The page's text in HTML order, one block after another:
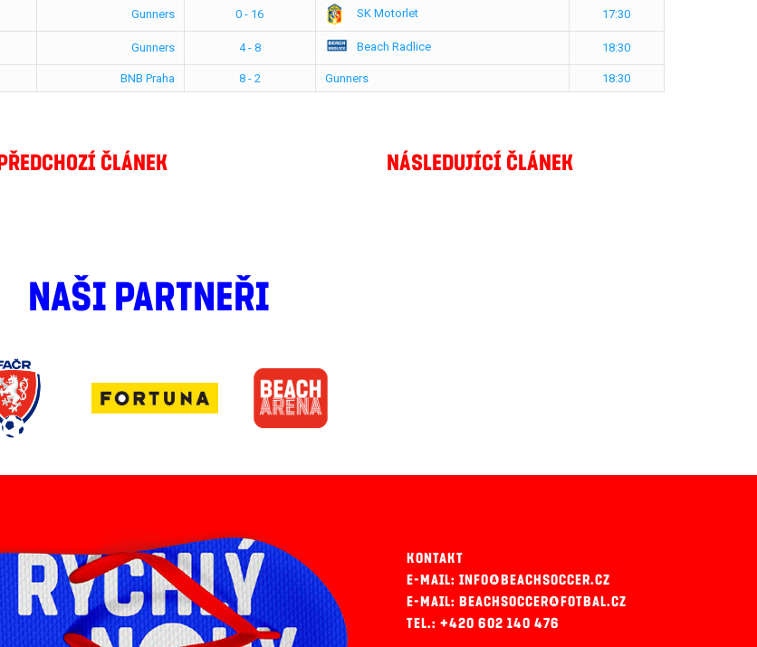
Gunners 0 - 16 SK Motorlet 17:30
Gunners 4 - 8 Beach Radlice 18:30
BNB Praha 8 - 2 Gunners 18:30
PŘEDCHOZÍ ČLÁNEK NÁSLEDUJÍCÍ ČLÁNEK
NAŠI PARTNEŘI
KONTAKT
E-MAIL: INFO@BEACHSOCCER.CZ
E-MAIL: BEACHSOCCER@FOTBAL.CZ
TEL.: +420 602 140 476